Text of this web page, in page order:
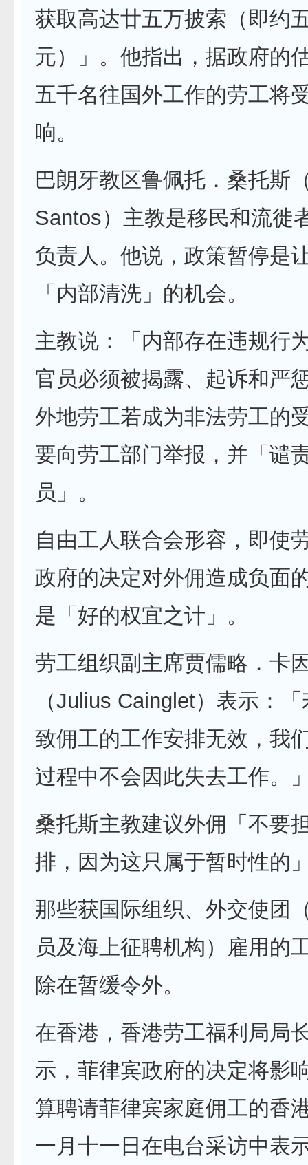
获取高达廿五万披索（即约
元）」。他指出，据政府的
五千名往国外工作的劳工将
响。
巴朗牙教区鲁佩托．桑托斯
Santos）主教是移民和流徙
负责人。他说，政策暂停是
「内部清洗」的机会。
主教说：「内部存在违规行
官员必须被揭露、起诉和严
外地劳工若成为非法劳工的
要向劳工部门举报，并「谴
员」。
自由工人联合会形容，即使
政府的决定对外佣造成负面
是「好的权宜之计」。
劳工组织副主席贾儒略．卡
（Julius Cainglet）表示：
致佣工的工作安排无效，我
过程中不会因此失去工作。
桑托斯主教建议外佣「不要
排，因为这只属于暂时性的
那些获国际组织、外交使团
员及海上征聘机构）雇用的
除在暂缓令外。
在香港，香港劳工福利局局
示，菲律宾政府的决定将影
算聘请菲律宾家庭佣工的香
一月十一日在电台采访中表